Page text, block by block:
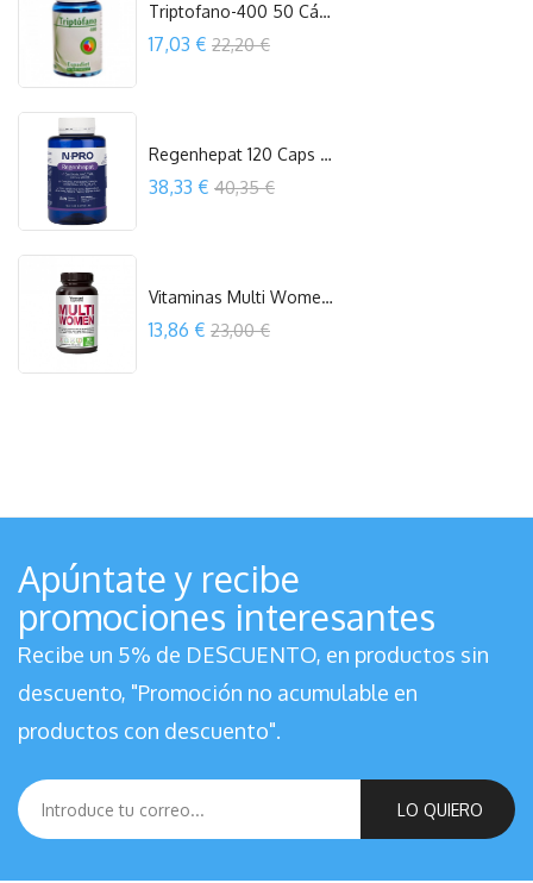
Triptofano-400 50 Cápsulas Espadiet
Precio
17,03 € 22,20 €
Regenhepat 120 Caps Npro
Precio
38,33 € 40,35 €
Vitaminas Multi Women 90 Cápsulas...
Precio
13,86 € 23,00 €
Apúntate y recibe
promociones interesantes
Recibe un 5% de DESCUENTO, en productos sin
descuento, "Promoción no acumulable en
productos con descuento".
LO QUIERO